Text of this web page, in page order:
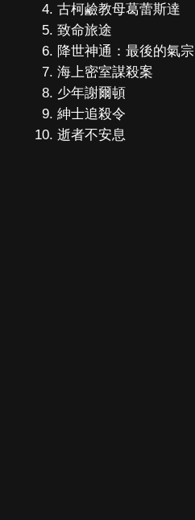
古柯鹼教母葛蕾斯達
致命旅途
降世神通：最後的氣宗
海上密室謀殺案
少年謝爾頓
紳士追殺令
逝者不安息